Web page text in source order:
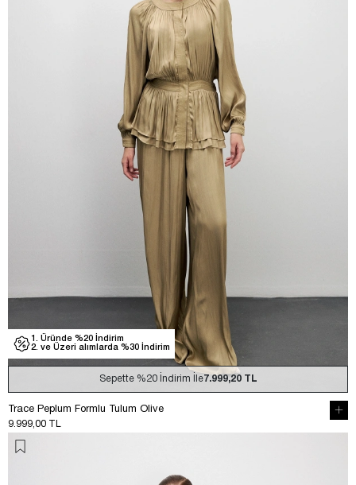
1. Üründe %20 İndirim
2. ve Üzeri alımlarda %30 İndirim
Sepette %20 İndirim İle7.999,20 TL
Trace Peplum Formlu Tulum Olive
9.999,00 TL